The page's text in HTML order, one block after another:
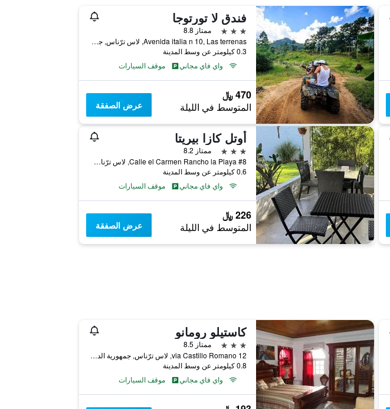
فندق لا تورتوجا
3 نجوم
ممتاز 8.8
Avenida italia n 10, Las terrenas, لاس ترّناس, جمهورية الدومينيكان
0.3 كيلومتر عن وسط المدينة
واي فاي مجاني
موقف السيارات
470 ﷼
المتوسط في الليلة عرض الصفقة
أوتل كازا بيريتا
3 نجوم
ممتاز 8.2
Calle el Carmen Rancho la Playa #8, لاس ترّناس, جمهورية الدومينيكان
0.6 كيلومتر عن وسط المدينة
واي فاي مجاني
موقف السيارات
226 ﷼
المتوسط في الليلة عرض الصفقة
كاستيلو رومانو
3 نجوم
ممتاز 8.5
12 via Castillo Romano, لاس ترّناس, جمهورية الدومينيكان
0.8 كيلومتر عن وسط المدينة
واي فاي مجاني
موقف السيارات